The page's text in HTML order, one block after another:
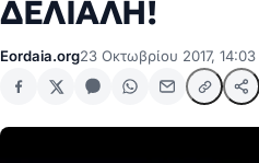
ΔΕΛΙΑΛΗ!
Eordaia.org23 Οκτωβρίου 2017, 14:03